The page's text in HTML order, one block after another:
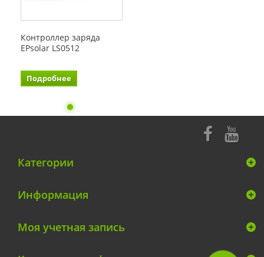
Контроллер заряда
EPsolar LS0512
Подробнее
Категории
Информация
Моя учетная запись